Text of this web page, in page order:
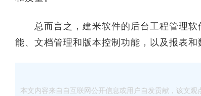
总而言之，建米软件的后台工程管理软
能、文档管理和版本控制功能，以及报表
本文内容来自自互联网公开信息或用户自发贡献，该文